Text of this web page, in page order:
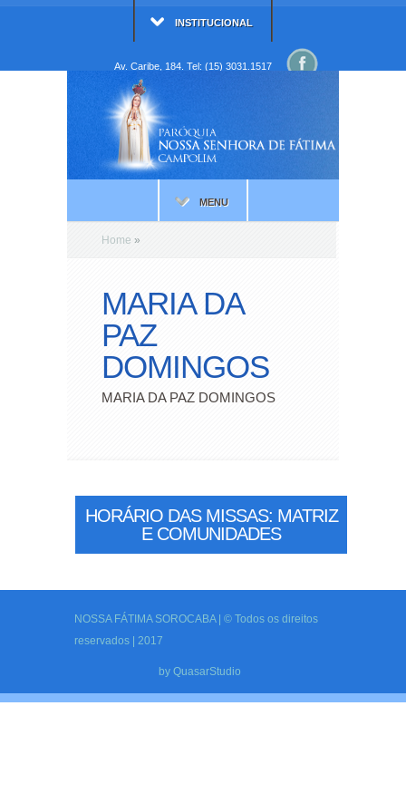
INSTITUCIONAL
Av. Caribe, 184. Tel: (15) 3031.1517
MENU
Home »
MARIA DA
PAZ
DOMINGOS
MARIA DA PAZ DOMINGOS
HORÁRIO DAS MISSAS: MATRIZ
E COMUNIDADES
NOSSA FÁTIMA SOROCABA | © Todos os direitos
reservados | 2017
by QuasarStudio